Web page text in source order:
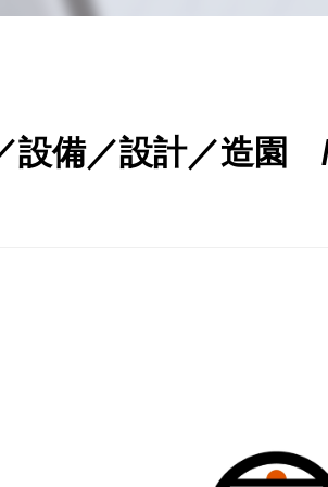
設備／設計／造